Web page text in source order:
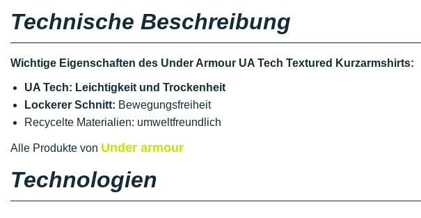
Technische Beschreibung
Wichtige Eigenschaften des Under Armour UA Tech Textured Kurzarmshirts:
UA Tech: Leichtigkeit und Trockenheit
Lockerer Schnitt: Bewegungsfreiheit
Recycelte Materialien: umweltfreundlich
Alle Produkte von Under armour
Technologien